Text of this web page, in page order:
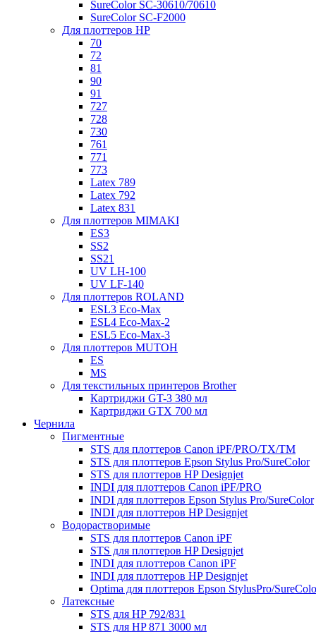
SureColor SC-30610/70610
SureColor SC-F2000
Для плоттеров HP
70
72
81
90
91
727
728
730
761
771
773
Latex 789
Latex 792
Latex 831
Для плоттеров MIMAKI
ES3
SS2
SS21
UV LH-100
UV LF-140
Для плоттеров ROLAND
ESL3 Eco-Max
ESL4 Eco-Max-2
ESL5 Eco-Max-3
Для плоттеров MUTOH
ES
MS
Для текстильных принтеров Brother
Картриджи GT-3 380 мл
Картриджи GTX 700 мл
Чернила
Пигментные
STS для плоттеров Canon iPF/PRO/TX/ТМ
STS для плоттеров Epson Stylus Pro/SureColor
STS для плоттеров HP Designjet
INDI для плоттеров Canon iPF/PRO
INDI для плоттеров Epson Stylus Pro/SureColor
INDI для плоттеров HP Designjet
Водорастворимые
STS для плоттеров Canon iPF
STS для плоттеров HP Designjet
INDI для плоттеров Canon iPF
INDI для плоттеров HP Designjet
Optima для плоттеров Epson StylusPro/
Латексные
STS для HP 792/831
STS для HP 871 3000 мл